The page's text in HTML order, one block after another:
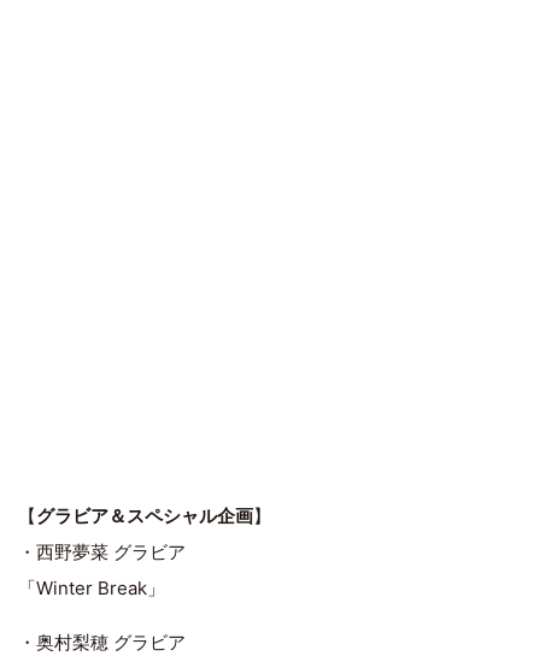
【グラビア＆スペシャル企画】
・西野夢菜 グラビア
「Winter Break」
・奥村梨穂 グラビア